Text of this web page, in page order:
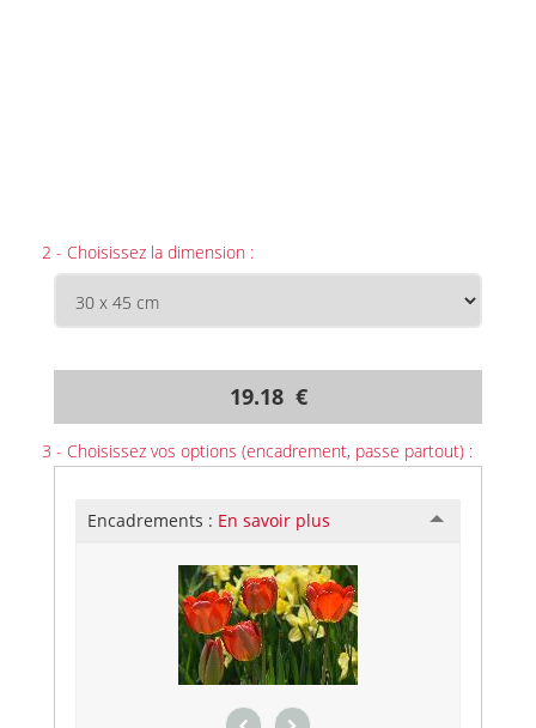
2 - Choisissez la dimension :
19.18 €
3 - Choisissez vos options (encadrement, passe partout) :
Encadrements : En savoir plus